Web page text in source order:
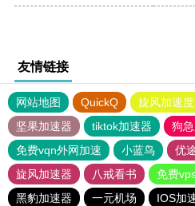
友情链接
网站地图 QuickQ 旋风加速
坚果加速器
tiktok加速器
狗
免费vqn外网加速
小蓝鸟 优
旋风加速器
八戒看书
免费
黑豹加速器
一元机场 IOS加